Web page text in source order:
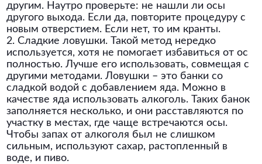
другим. Наутро проверьте: не нашли ли осы
другого выхода. Если да, повторите процедуру с
новым отверстием. Если нет, то им кранты.
2. Сладкие ловушки. Такой метод нередко
используется, хотя не помогает избавиться от ос
полностью. Лучше его использовать, совмещая с
другими методами. Ловушки – это банки со
сладкой водой с добавлением яда. Можно в
качестве яда использовать алкоголь. Таких банок
заполняется несколько, и они расставляются по
участку в местах, где чаще встречаются осы.
Чтобы запах от алкоголя был не слишком
сильным, используют сахар, растопленный в
воде, и пиво.